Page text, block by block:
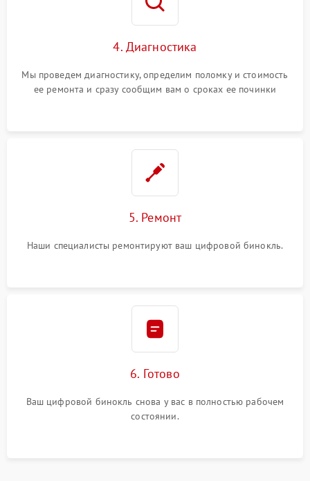
4. Диагностика
Мы проведем диагностику, определим поломку и стоимость
ее ремонта и сразу сообщим вам о сроках ее починки
5. Ремонт
Наши специалисты ремонтируют ваш цифровой бинокль.
6. Готово
Ваш цифровой бинокль снова у вас в полностью рабочем
состоянии.